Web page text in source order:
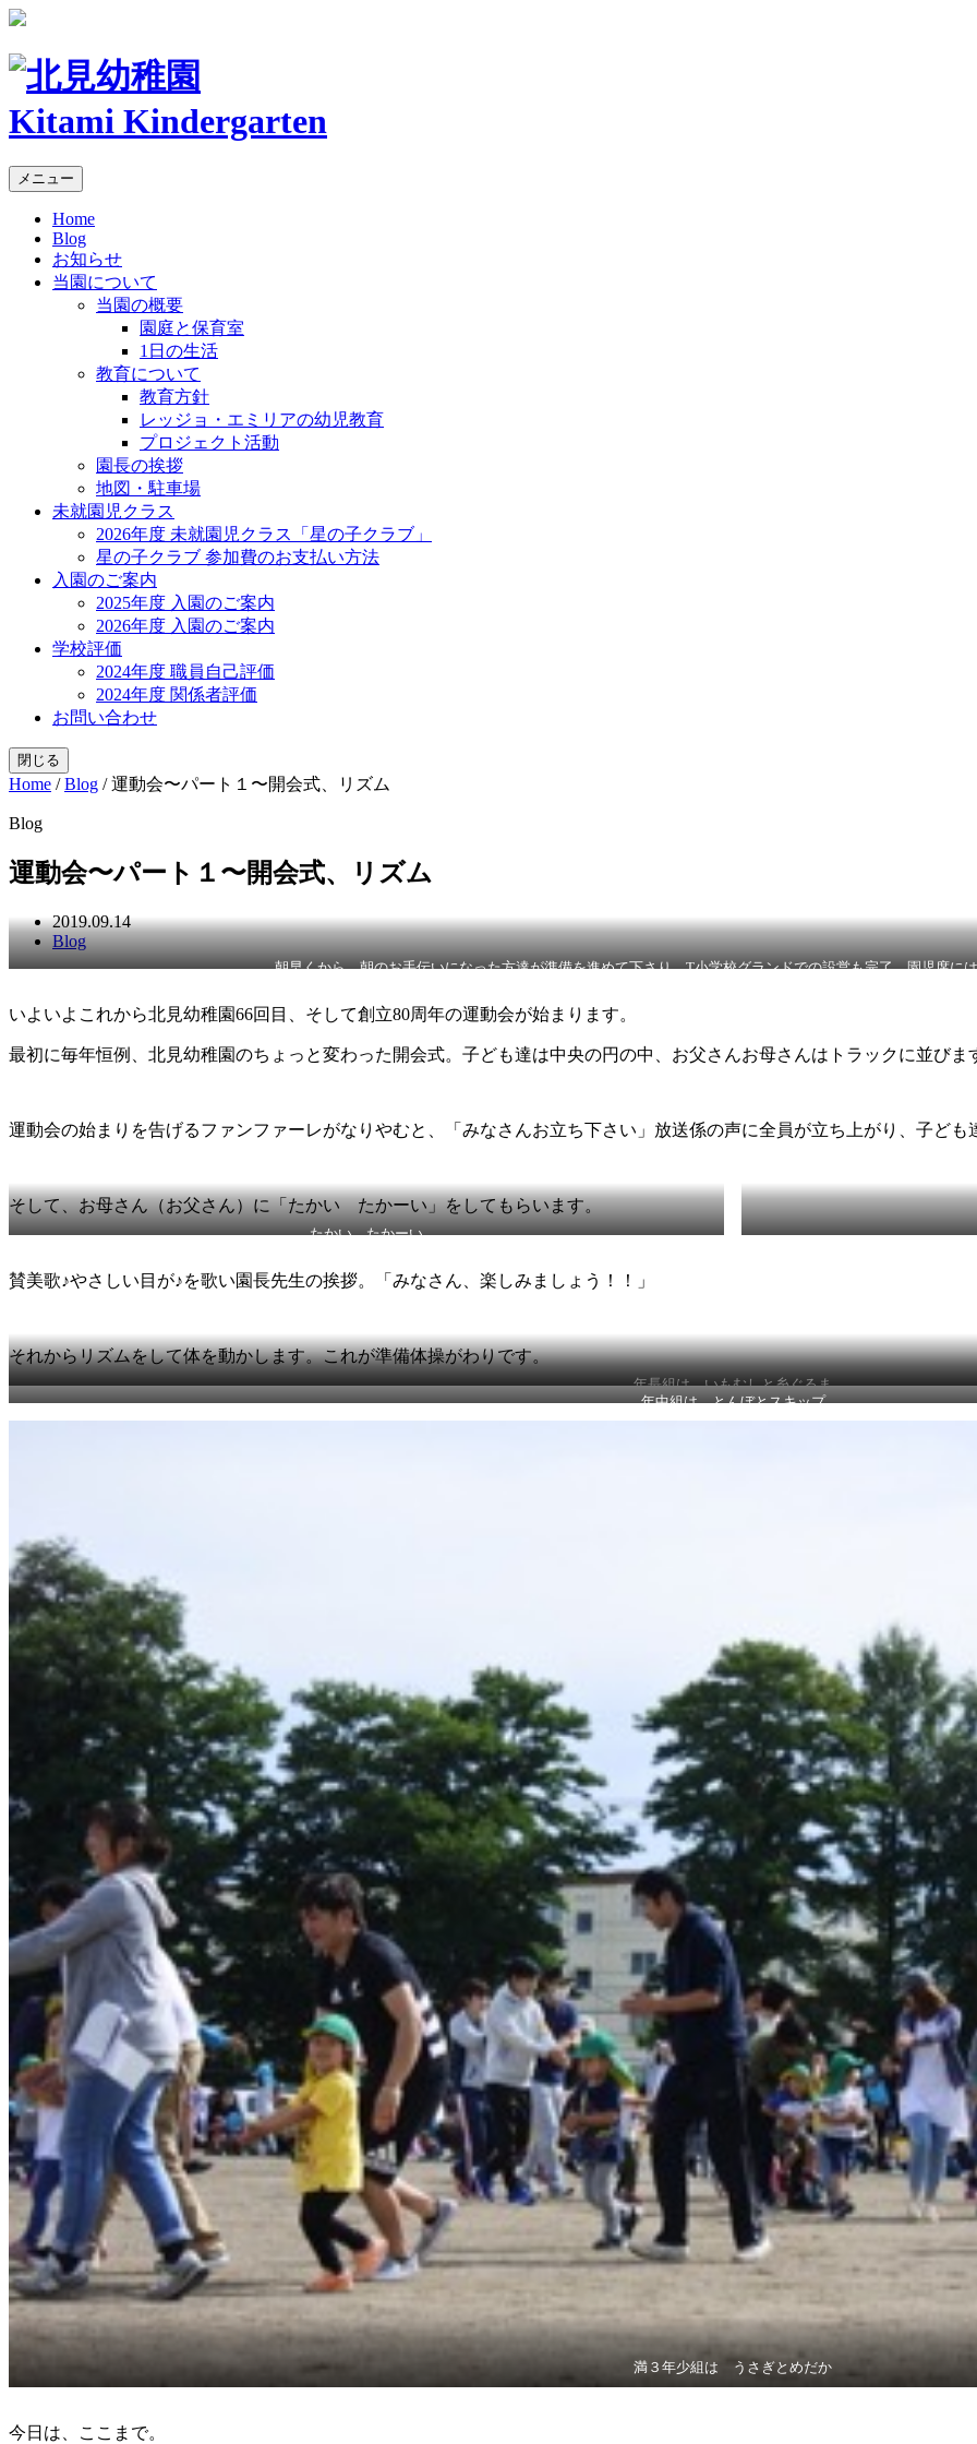
Kitami Kindergarten
メニュー
Home
Blog
お知らせ
当園について
当園の概要
園庭と保育室
1日の生活
教育について
教育方針
レッジョ・エミリアの幼児教育
プロジェクト活動
園長の挨拶
地図・駐車場
未就園児クラス
2026年度 未就園児クラス「星の子クラブ」
星の子クラブ 参加費のお支払い方法
入園のご案内
2025年度 入園のご案内
2026年度 入園のご案内
学校評価
2024年度 職員自己評価
2024年度 関係者評価
お問い合わせ
閉じる
Home /Blog /運動会〜パート１〜開会式、リズム
Blog
運動会〜パート１〜開会式、リズム
2019.09.14
Blog
朝早くから、朝のお手伝いになった方達が準備を進めて下さり、T小学校グランドでの設営も完了。園児席に
いよいよこれから北見幼稚園66回目、そして創立80周年の運動会が始まります。
最初に毎年恒例、北見幼稚園のちょっと変わった開会式。子ども達は中央の円の中、お父さんお母さんはトラックに並びま
運動会の始まりを告げるファンファーレがなりやむと、「みなさんお立ち下さい」放送係の声に全員が立ち上がり、子ども
そして、お母さん（お父さん）に「たかい たかーい」をしてもらいます。
たかい たかーい
賛美歌♪やさしい目が♪を歌い園長先生の挨拶。「みなさん、楽しみましょう！！」
それからリズムをして体を動かします。これが準備体操がわりです。
年長組は いもむしと糸ぐるま
年中組は とんぼとスキップ
満３年少組は うさぎとめだか
今日は、ここまで。